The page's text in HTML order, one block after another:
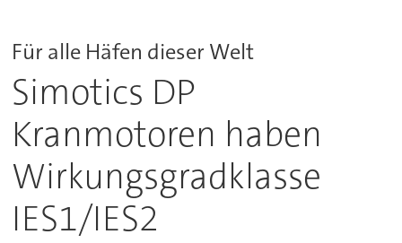
Für alle Häfen dieser Welt
Simotics DP
Kranmotoren haben
Wirkungsgradklasse
IES1/IES2